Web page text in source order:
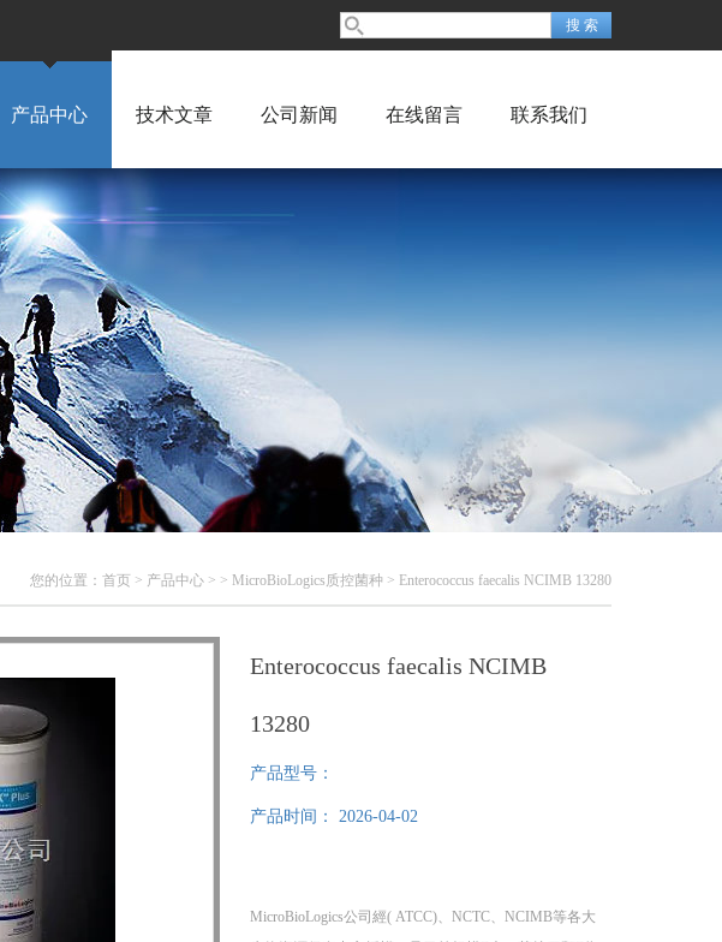
产品中心 技术文章 公司新闻 在线留言 联系我们
您的位置： 首页 > 产品中心 > > MicroBioLogics质控菌种 > Enterococcus faecalis NCIMB 13280
Enterococcus faecalis NCIMB
13280
产品型号：
产品时间： 2026-04-02
MicroBioLogics公司經( ATCC)、NCTC、NCIMB等各大